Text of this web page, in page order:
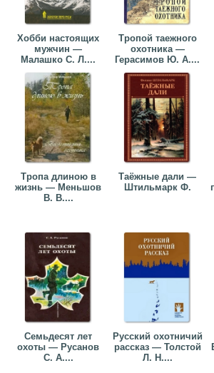
Хобби настоящих
мужчин —
Малашко С. Л....
Тропой таежного
охотника —
Герасимов Ю. А....
Тропа длиною в
жизнь — Меньшов
В. В....
Таёжные дали —
Штильмарк Ф.
Семьдесят лет
охоты — Русанов
С. А....
Русский охотничий
рассказ — Толстой
Л. Н....